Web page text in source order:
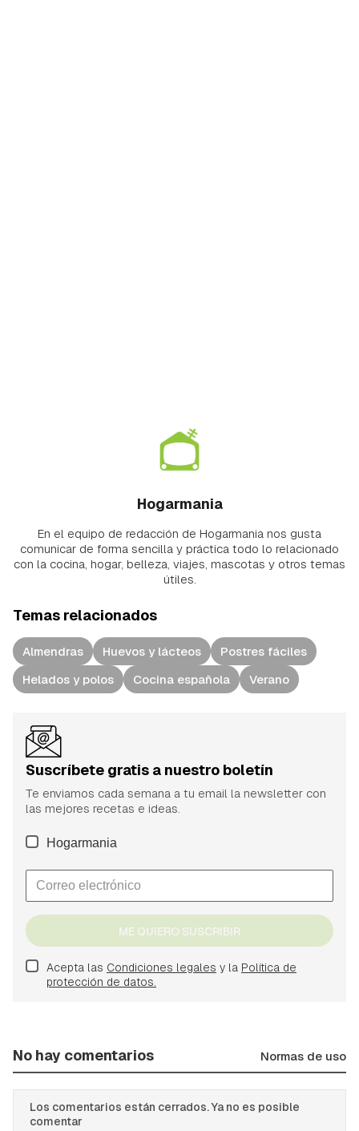
Hogarmania
En el equipo de redacción de Hogarmania nos gusta
comunicar de forma sencilla y práctica todo lo relacionado
con la cocina, hogar, belleza, viajes, mascotas y otros temas
útiles.
Temas relacionados
Almendras Huevos y lácteos
Postres fáciles
Helados y polos
Cocina española Verano
Suscríbete gratis a nuestro boletín
Te enviamos cada semana a tu email la newsletter con
las mejores recetas e ideas.
Hogarmania
ME QUIERO SUSCRIBIR
Acepta las Condiciones legales y la Política de
protección de datos.
No hay comentarios Normas de uso
Los comentarios están cerrados. Ya no es posible
comentar